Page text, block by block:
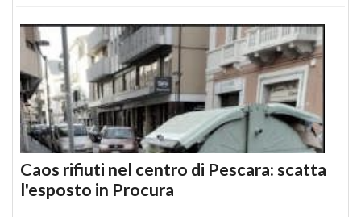
Caos rifiuti nel centro di Pescara: scatta
l'esposto in Procura